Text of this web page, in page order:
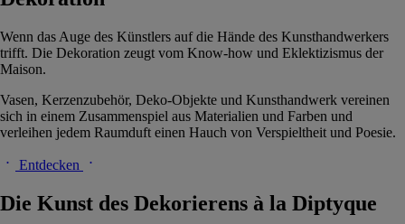
Wenn das Auge des Künstlers auf die Hände des Kunsthandwerkers
trifft. Die Dekoration zeugt vom Know-how und Eklektizismus der
Maison.
Vasen, Kerzenzubehör, Deko-Objekte und Kunsthandwerk vereinen
sich in einem Zusammenspiel aus Materialien und Farben und
verleihen jedem Raumduft einen Hauch von Verspieltheit und Poesie.
Entdecken
Die Kunst des Dekorierens à la Diptyque